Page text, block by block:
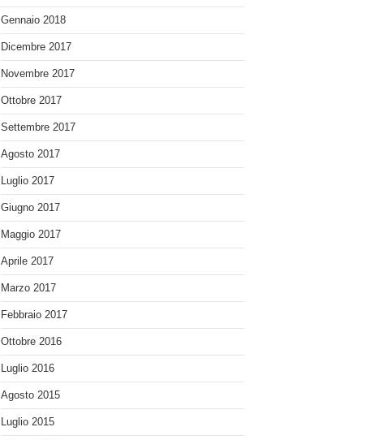
Gennaio 2018
Dicembre 2017
Novembre 2017
Ottobre 2017
Settembre 2017
Agosto 2017
Luglio 2017
Giugno 2017
Maggio 2017
Aprile 2017
Marzo 2017
Febbraio 2017
Ottobre 2016
Luglio 2016
Agosto 2015
Luglio 2015